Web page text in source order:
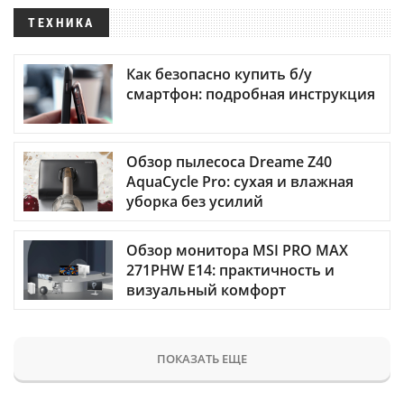
ТЕХНИКА
Как безопасно купить б/у
смартфон: подробная инструкция
Обзор пылесоса Dreame Z40
AquaCycle Pro: сухая и влажная
уборка без усилий
Обзор монитора MSI PRO MAX
271PHW E14: практичность и
визуальный комфорт
ПОКАЗАТЬ ЕЩЕ